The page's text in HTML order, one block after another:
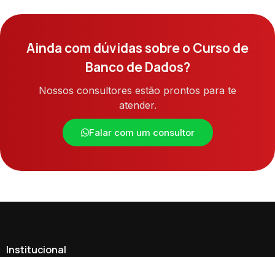
Ainda com dúvidas sobre o Curso de
Banco de Dados?
Nossos consultores estão prontos para te
atender.
Falar com um consultor
Institucional